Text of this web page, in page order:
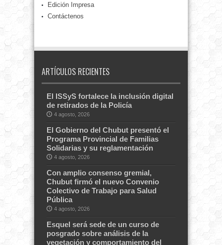
Edición Impresa
Contáctenos
ARTÍCULOS RECIENTES
El ISSyS fortalece la inclusión digital
de retirados de la Policía
4 agosto, 2026
El Gobierno del Chubut presentó el
Programa Provincial de Familias
Solidarias y su reglamentación
4 agosto, 2026
Con amplio consenso gremial,
Chubut firmó el nuevo Convenio
Colectivo de Trabajo para Salud
Pública
4 agosto, 2026
Esquel será sede de un curso de
posgrado sobre análisis de la
vegetación y comportamiento del